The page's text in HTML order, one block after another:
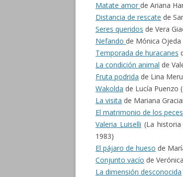
Matate amor de Ariana
Distancia de rescate de
Seres queridos de Vera
Nefando de Mónica Ojeda
Temporada de huracanes
La condición animal de
Fruta podrida de Lina
Wakolda de Lucía Puenzo
La visita de Mariana
El matrimonio de los
Valeria Luiselli (La
1983)
El pájaro de hueso de
Conjunto vacío de
La dimensión desconocida